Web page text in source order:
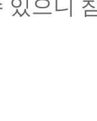
있으니